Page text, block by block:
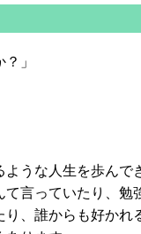
」
うな人生を歩んで
言っていたり、勉
、誰からも好かれ